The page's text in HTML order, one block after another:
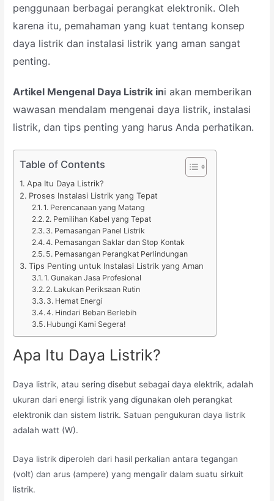
penggunaan berbagai perangkat elektronik. Oleh
karena itu, pemahaman yang kuat tentang konsep
daya listrik dan instalasi listrik yang aman sangat
penting.
Artikel Mengenal Daya Listrik ini akan memberikan
wawasan mendalam mengenai daya listrik, instalasi
listrik, dan tips penting yang harus Anda perhatikan.
Table of Contents
Apa Itu Daya Listrik?
Proses Instalasi Listrik yang Tepat
1. Perencanaan yang Matang
2. Pemilihan Kabel yang Tepat
3. Pemasangan Panel Listrik
4. Pemasangan Saklar dan Stop Kontak
5. Pemasangan Perangkat Perlindungan
Tips Penting untuk Instalasi Listrik yang Aman
1. Gunakan Jasa Profesional
2. Lakukan Periksaan Rutin
3. Hemat Energi
4. Hindari Beban Berlebih
Hubungi Kami Segera!
Apa Itu Daya Listrik?
Daya listrik, atau sering disebut sebagai daya elektrik, adalah
ukuran dari energi listrik yang digunakan oleh perangkat
elektronik dan sistem listrik. Satuan pengukuran daya listrik
adalah watt (W).
Daya listrik diperoleh dari hasil perkalian antara tegangan
(volt) dan arus (ampere) yang mengalir dalam suatu sirkuit
listrik.